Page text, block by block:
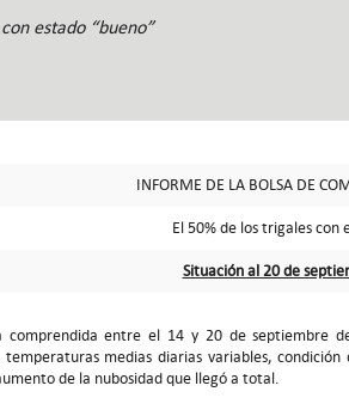
estado “bueno”
INFORME DE LA BOLSA DE
El 50% de los trigales con
Situación al 20 de
comprendida entre el 14 y 20 de septiembre
temperaturas medias diarias variables,
de la nubosidad que llegó a total.